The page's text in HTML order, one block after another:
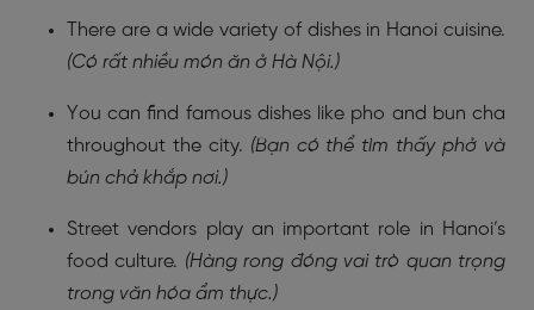
There are a wide variety of dishes in Hanoi cuisine.
(Có rất nhiều món ăn ở Hà Nội.)
You can find famous dishes like pho and bun cha
throughout the city. (Bạn có thể tìm thấy phở và
bún chả khắp nơi.)
Street vendors play an important role in Hanoi’s
food culture. (Hàng rong đóng vai trò quan trọng
trong văn hóa ẩm thực.)